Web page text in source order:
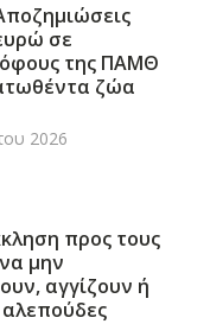
σε
της ΠΑΜΘ
ζώα
2026
προς τους
μην
αγγίζουν ή